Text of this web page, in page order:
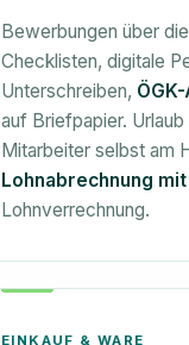
Bewerbungen über
Checklisten, digitale
Unterschreiben,
auf Briefpapier.
Mitarbeiter selbst am
Lohnabrechnung
Lohnverrechnung.
EINKAUF & WARE